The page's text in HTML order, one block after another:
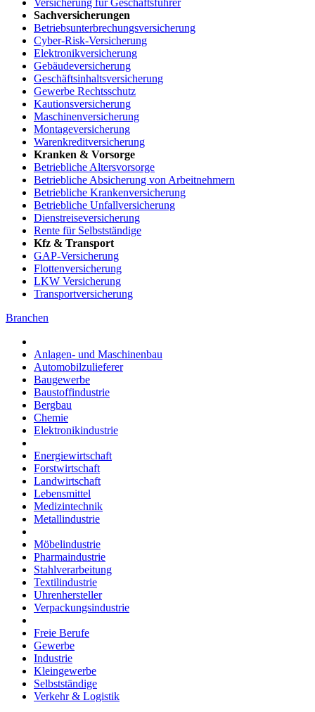
Versicherung für Geschäftsführer
Sachversicherungen
Betriebsunterbrechungsversicherung
Cyber-Risk-Versicherung
Elektronikversicherung
Gebäudeversicherung
Geschäftsinhaltsversicherung
Gewerbe Rechtsschutz
Kautionsversicherung
Maschinenversicherung
Montageversicherung
Warenkreditversicherung
Kranken & Vorsorge
Betriebliche Altersvorsorge
Betriebliche Absicherung von Arbeitnehmern
Betriebliche Krankenversicherung
Betriebliche Unfallversicherung
Dienstreiseversicherung
Rente für Selbstständige
Kfz & Transport
GAP-Versicherung
Flottenversicherung
LKW Versicherung
Transportversicherung
Branchen
Anlagen- und Maschinenbau
Automobilzulieferer
Baugewerbe
Baustoffindustrie
Bergbau
Chemie
Elektronikindustrie
Energiewirtschaft
Forstwirtschaft
Landwirtschaft
Lebensmittel
Medizintechnik
Metallindustrie
Möbelindustrie
Pharmaindustrie
Stahlverarbeitung
Textilindustrie
Uhrenhersteller
Verpackungsindustrie
Freie Berufe
Gewerbe
Industrie
Kleingewerbe
Selbstständige
Verkehr & Logistik